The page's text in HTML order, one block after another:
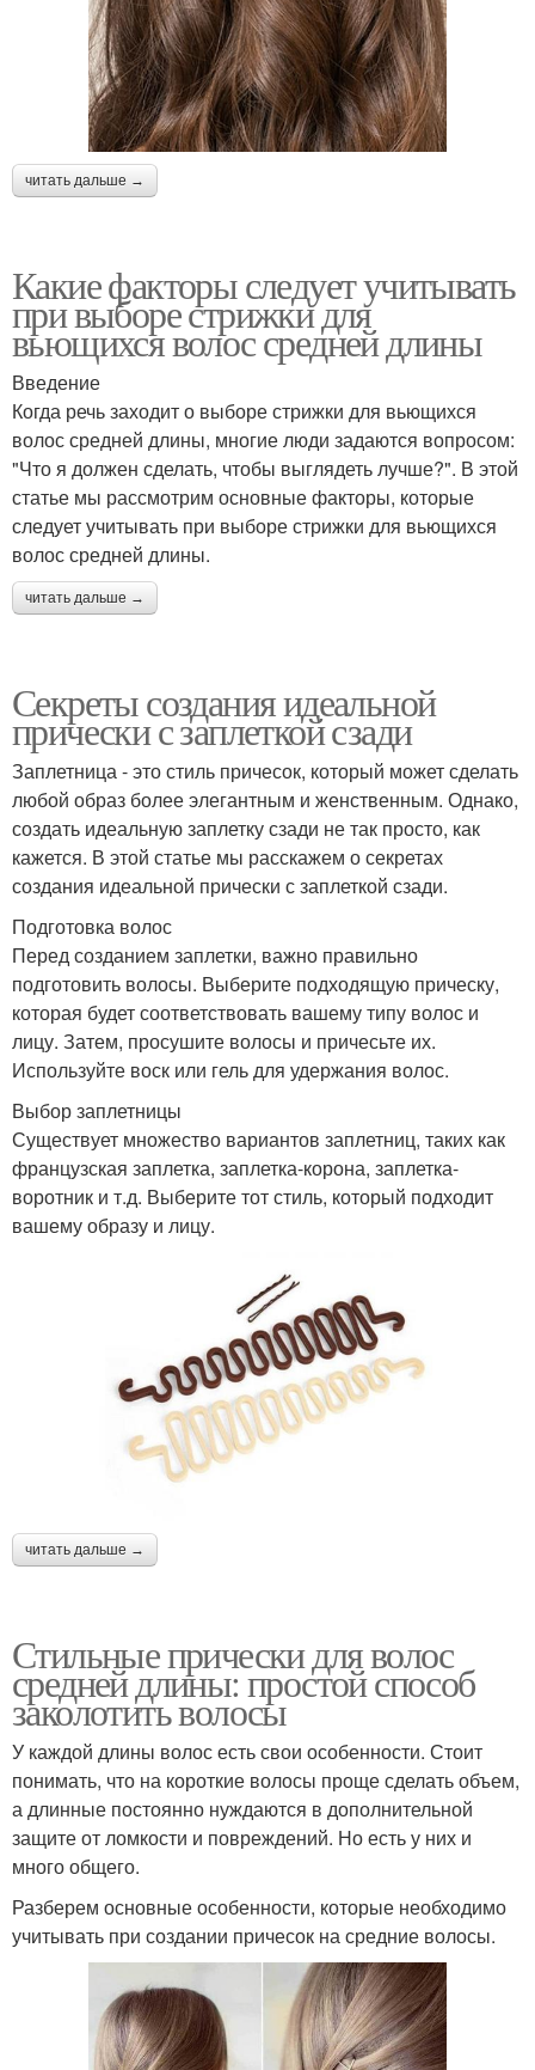
читать дальше →
Какие факторы следует учитывать
при выборе стрижки для
вьющихся волос средней длины
Введение
Когда речь заходит о выборе стрижки для вьющихся
волос средней длины, многие люди задаются вопросом:
"Что я должен сделать, чтобы выглядеть лучше?". В этой
статье мы рассмотрим основные факторы, которые
следует учитывать при выборе стрижки для вьющихся
волос средней длины.
читать дальше →
Секреты создания идеальной
прически с заплеткой сзади
Заплетница - это стиль причесок, который может сделать
любой образ более элегантным и женственным. Однако,
создать идеальную заплетку сзади не так просто, как
кажется. В этой статье мы расскажем о секретах
создания идеальной прически с заплеткой сзади.
Подготовка волос
Перед созданием заплетки, важно правильно
подготовить волосы. Выберите подходящую прическу,
которая будет соответствовать вашему типу волос и
лицу. Затем, просушите волосы и причесьте их.
Используйте воск или гель для удержания волос.
Выбор заплетницы
Существует множество вариантов заплетниц, таких как
французская заплетка, заплетка-корона, заплетка-
воротник и т.д. Выберите тот стиль, который подходит
вашему образу и лицу.
читать дальше →
Стильные прически для волос
средней длины: простой способ
заколотить волосы
У каждой длины волос есть свои особенности. Стоит
понимать, что на короткие волосы проще сделать объем,
а длинные постоянно нуждаются в дополнительной
защите от ломкости и повреждений. Но есть у них и
много общего.
Разберем основные особенности, которые необходимо
учитывать при создании причесок на средние волосы.